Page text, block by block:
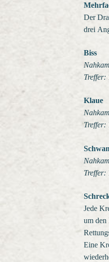
Der
drei
Biss
Treffer:
Klaue
Treffer:
Treffer:
Jede
um den
Eine